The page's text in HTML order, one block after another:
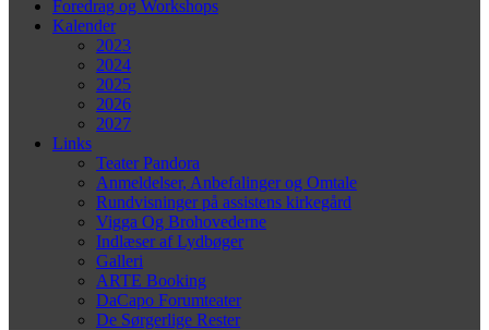
Foredrag og Workshops
Kalender
2023
2024
2025
2026
2027
Links
Teater Pandora
Anmeldelser, Anbefalinger og Omtale
Rundvisninger på assistens kirkegård
Vigga Og Brohovederne
Indlæser af Lydbøger
Galleri
ARTE Booking
DaCapo Forumteater
De Sørgerlige Rester